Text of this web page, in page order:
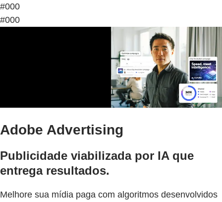
#000
#000
Adobe Advertising
Publicidade viabilizada por IA que
entrega resultados.
Melhore sua mídia paga com algoritmos desenvolvidos